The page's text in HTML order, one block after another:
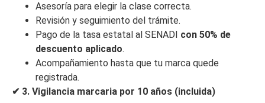
Asesoría para elegir la clase correcta.
Revisión y seguimiento del trámite.
Pago de la tasa estatal al SENADI con 50% de
descuento aplicado.
Acompañamiento hasta que tu marca quede
registrada.
✔ 3. Vigilancia marcaria por 10 años (incluida)